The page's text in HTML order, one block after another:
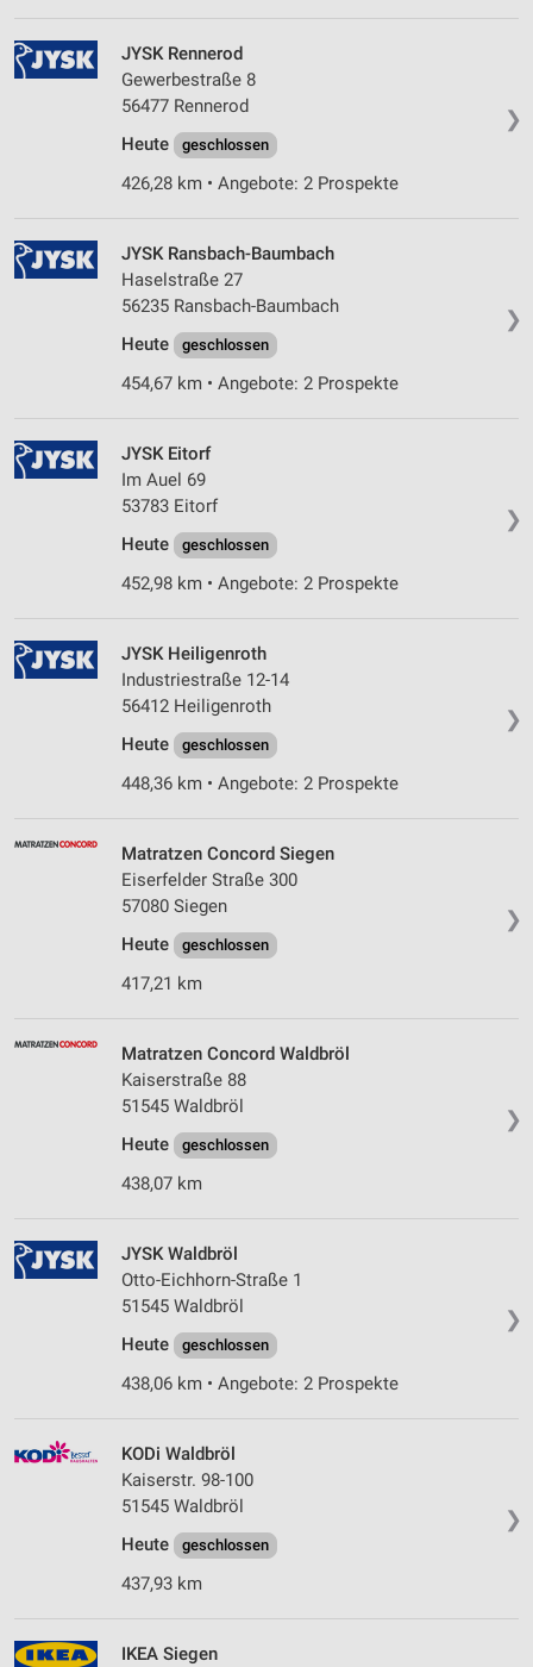
❯
JYSK Rennerod
Gewerbestraße 8
56477 Rennerod
Heute
geschlossen
426,28 km • Angebote: 2 Prospekte
❯
JYSK Ransbach-Baumbach
Haselstraße 27
56235 Ransbach-Baumbach
Heute
geschlossen
454,67 km • Angebote: 2 Prospekte
❯
JYSK Eitorf
Im Auel 69
53783 Eitorf
Heute
geschlossen
452,98 km • Angebote: 2 Prospekte
❯
JYSK Heiligenroth
Industriestraße 12-14
56412 Heiligenroth
Heute
geschlossen
448,36 km • Angebote: 2 Prospekte
❯
Matratzen Concord Siegen
Eiserfelder Straße 300
57080 Siegen
Heute
geschlossen
417,21 km
❯
Matratzen Concord Waldbröl
Kaiserstraße 88
51545 Waldbröl
Heute
geschlossen
438,07 km
❯
JYSK Waldbröl
Otto-Eichhorn-Straße 1
51545 Waldbröl
Heute
geschlossen
438,06 km • Angebote: 2 Prospekte
❯
KODi Waldbröl
Kaiserstr. 98-100
51545 Waldbröl
Heute
geschlossen
437,93 km
IKEA Siegen